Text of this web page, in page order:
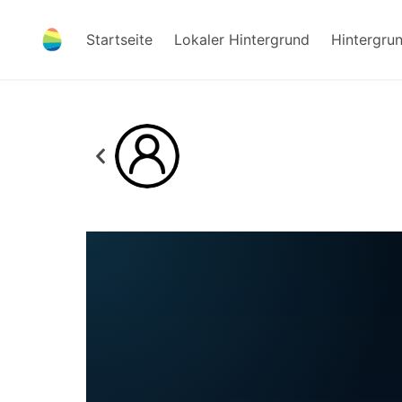
Startseite Lokaler Hintergrund